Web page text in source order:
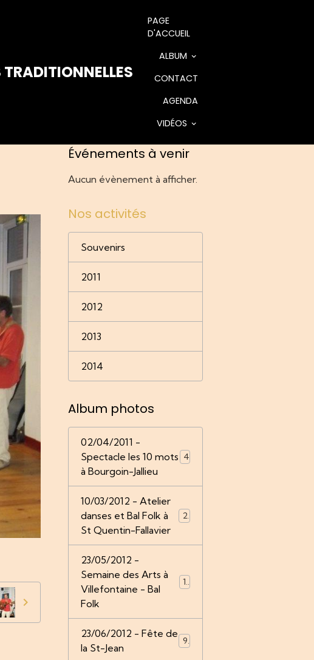
PAGE
D'ACCUEIL
ALBUM
CONTACT
AGENDA
VIDÉOS
Événements à venir
Aucun évènement à afficher.
Nos activités
Souvenirs
2011
2012
2013
2014
Album photos
02/04/2011 -
Spectacle les 10 mots
à Bourgoin-Jallieu
10/03/2012 - Atelier
danses et Bal Folk à
St Quentin-Fallavier
22
23/05/2012 -
Semaine des Arts à
Villefontaine - Bal
Folk
12
23/06/2012 - Fête de
la St-Jean
9